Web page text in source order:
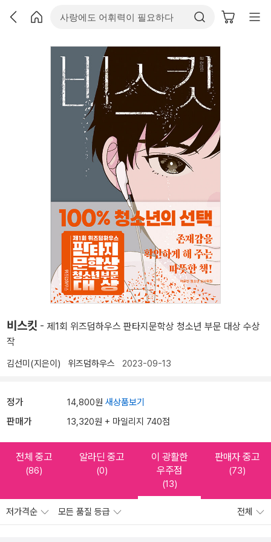
비스킷 - 제1회 위즈덤하우스 판타지문학상 청소년 부문 대상 수상
작
김선미(지은이) 위즈덤하우스 2023-09-13
정가 14,800원 새상품보기
판매가 13,320원 + 마일리지 740점
전체 중고
(86)
알라딘 중고
(0)
이 광활한
우주점
(13)
판매자 중고
(73)
저가격순 모든 품질 등급 전체